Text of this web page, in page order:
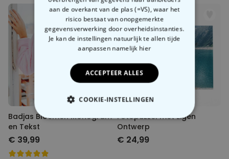
Badjas Bloemen Monogram
en Tekst
€ 39,99
Fotopuzzel met Eigen
Ontwerp
€ 24,99
aan de overkant van de plas (=VS), waar het
risico bestaat van onopgemerkte
gegevensverwerking door overheidsinstanties.
Je kan de instellingen natuurlijk te allen tijde
aanpassen namelijk hier
ACCEPTEER ALLES
COOKIE-INSTELLINGEN
NOODZAKELIJK